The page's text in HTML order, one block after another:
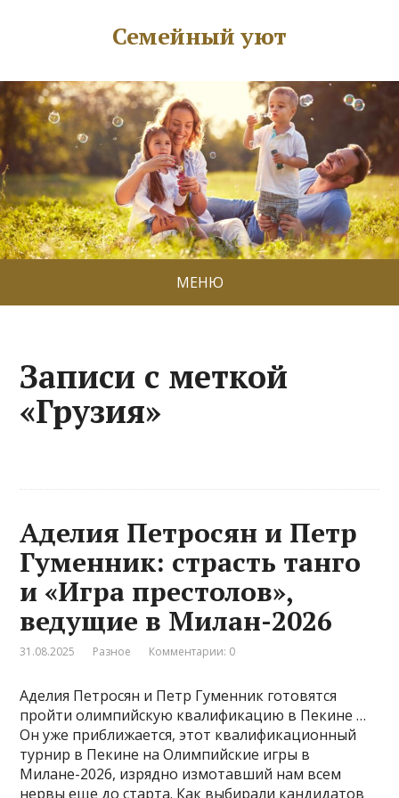
Семейный уют
МЕНЮ
Записи с меткой
«Грузия»
Аделия Петросян и Петр
Гуменник: страсть танго
и «Игра престолов»,
ведущие в Милан-2026
31.08.2025 Разное Комментарии: 0
Аделия Петросян и Петр Гуменник готовятся
пройти олимпийскую квалификацию в Пекине …
Он уже приближается, этот квалификационный
турнир в Пекине на Олимпийские игры в
Милане-2026, изрядно измотавший нам всем
нервы еще до старта. Как выбирали кандидатов